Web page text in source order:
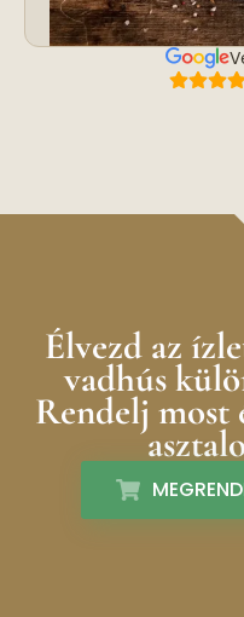
Élvezd az
vadhús
Rendelj most